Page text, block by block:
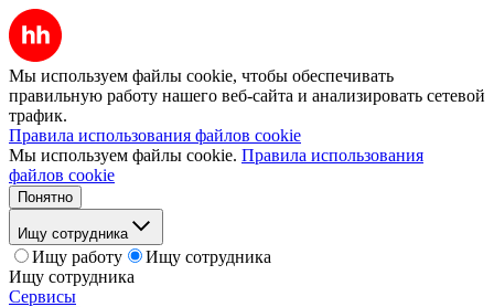
Мы используем файлы cookie, чтобы обеспечивать
правильную работу нашего веб-сайта и анализировать сетевой
трафик.
Правила использования файлов cookie
Мы используем файлы cookie. Правила использования
файлов cookie
Понятно
Ищу сотрудника
Ищу работу
Ищу сотрудника
Ищу сотрудника
Сервисы